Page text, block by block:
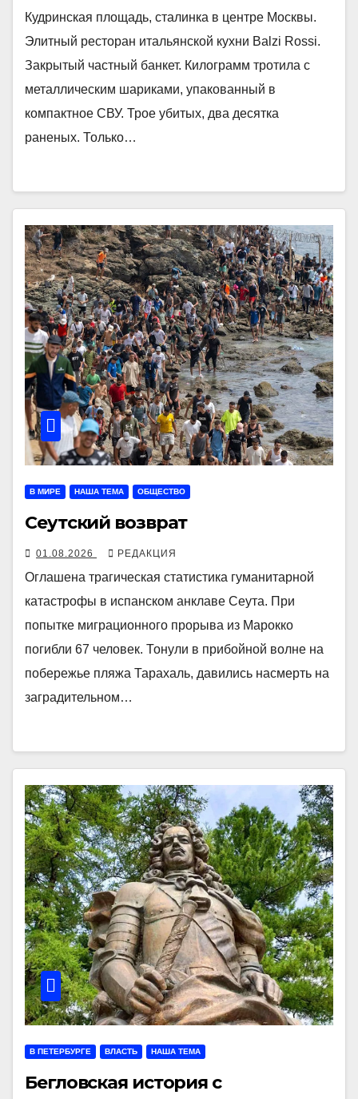
Кудринская площадь, сталинка в центре Москвы.
Элитный ресторан итальянской кухни Balzi Rossi.
Закрытый частный банкет. Килограмм тротила с
металлическим шариками, упакованный в
компактное СВУ. Трое убитых, два десятка
раненых. Только…
В МИРЕ НАША ТЕМА ОБЩЕСТВО
Сеутский возврат
01.08.2026 РЕДАКЦИЯ
Оглашена трагическая статистика гуманитарной
катастрофы в испанском анклаве Сеута. При
попытке миграционного прорыва из Марокко
погибли 67 человек. Тонули в прибойной волне на
побережье пляжа Тарахаль, давились насмерть на
заградительном…
В ПЕТЕРБУРГЕ ВЛАСТЬ НАША ТЕМА
Бегловская история с